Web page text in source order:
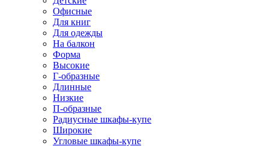
Офисные
Для книг
Для одежды
На балкон
Форма
Высокие
Г-образные
Длинные
Низкие
П-образные
Радиусные шкафы-купе
Широкие
Угловые шкафы-купе